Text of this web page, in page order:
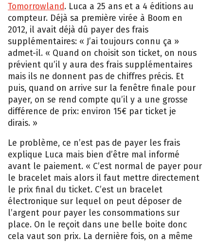
Tomorrowland. Luca a 25 ans et a 4 éditions au
compteur. Déjà sa première virée à Boom en
2012, il avait déjà dû payer des frais
supplémentaires: « J’ai toujours connu ça »
admet-il. « Quand on choisit son ticket, on nous
prévient qu’il y aura des frais supplémentaires
mais ils ne donnent pas de chiffres précis. Et
puis, quand on arrive sur la fenêtre finale pour
payer, on se rend compte qu’il y a une grosse
différence de prix: environ 15€ par ticket je
dirais. »
Le problème, ce n’est pas de payer les frais
explique Luca mais bien d’être mal informé
avant le paiement. « C’est normal de payer pour
le bracelet mais alors il faut mettre directement
le prix final du ticket. C’est un bracelet
électronique sur lequel on peut déposer de
l’argent pour payer les consommations sur
place. On le reçoit dans une belle boite donc
cela vaut son prix. La dernière fois, on a même